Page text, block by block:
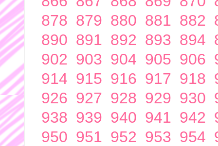
878 879 880 881 882
890 891 892 893 894
902 903 904 905 906
914 915 916 917 918
926 927 928 929 930
938 939 940 941 942
950 951 952 953 954